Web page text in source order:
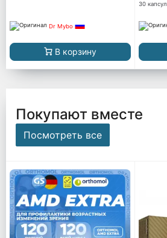
Dr Mybo
В корзину
30 капсул
Покупают вместе
Посмотреть все